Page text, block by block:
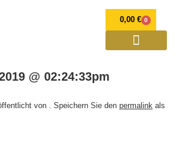
0,00 € 0
@ 02:24:33pm
von . Speichern Sie den permalink als